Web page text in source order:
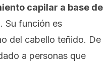
capilar a base de
. Su función es
del cabello teñido. De
a personas que